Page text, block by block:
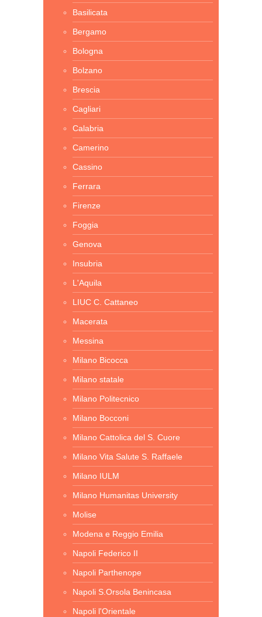
Basilicata
Bergamo
Bologna
Bolzano
Brescia
Cagliari
Calabria
Camerino
Cassino
Ferrara
Firenze
Foggia
Genova
Insubria
L'Aquila
LIUC C. Cattaneo
Macerata
Messina
Milano Bicocca
Milano statale
Milano Politecnico
Milano Bocconi
Milano Cattolica del S. Cuore
Milano Vita Salute S. Raffaele
Milano IULM
Milano Humanitas University
Molise
Modena e Reggio Emilia
Napoli Federico II
Napoli Parthenope
Napoli S.Orsola Benincasa
Napoli l'Orientale